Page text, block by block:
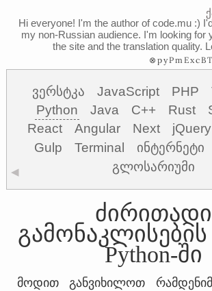
Hi everyone! I'm the author of code.mu :)
my non-Russian audience. I'm looking for
the site and the translation quality.
⊗pyPmExcBT
ვერსტკა JavaScript PHP
Python
Java C++ Rust
React
Angular Next jQuery
Gulp
Terminal ინტერნეტი
გლოსარიუმი
◀
ძირითადი
გამონაკლისების
Python-ში
მოდით განვიხილოთ